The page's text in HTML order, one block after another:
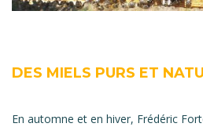
DES MIELS PURS ET
En automne et en hiver, Frédéric